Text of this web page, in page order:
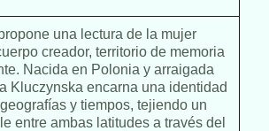
una lectura de la mujer
creador, territorio de memoria
Nacida en Polonia y arraigada
Kluczynska encarna una identidad
y tiempos, tejiendo un
entre ambas latitudes a través del